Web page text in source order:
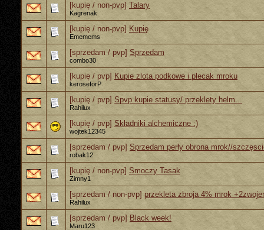
[kupię / non-pvp] Talary
Kagrenak
[kupię / non-pvp] Kupię
Ememems
[sprzedam / pvp] Sprzedam
combo30
[kupię / pvp] Kupie zlota podkowe i plecak mroku
keroseforP
[kupię / pvp] Spvp kupie statusy/ przeklety helm...
Rahilux
[kupię / pvp] Składniki alchemiczne :)
wojtek12345
[sprzedam / pvp] Sprzedam perły obrona mrok//
robak12
[kupię / non-pvp] Smoczy Tasak
Zimny1
[sprzedam / non-pvp] przekleta zbroja 4% mrok
Rahilux
[sprzedam / pvp] Black week!
Maru123